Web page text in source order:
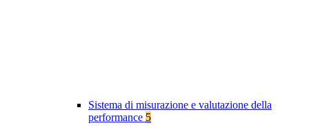
Sistema di misurazione e valutazione della
performance 5